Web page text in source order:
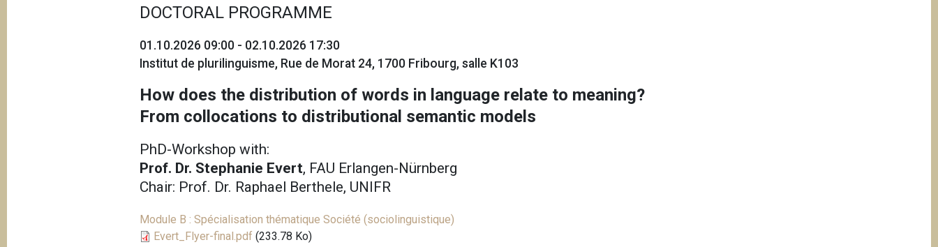
DOCTORAL PROGRAMME
01.10.2026 09:00 - 02.10.2026 17:30
Institut de plurilinguisme, Rue de Morat 24, 1700 Fribourg, salle K103
How does the distribution of words in language relate to meaning?
From collocations to distributional semantic models
PhD-Workshop with:
Prof. Dr. Stephanie Evert, FAU Erlangen-Nürnberg
Chair: Prof. Dr. Raphael Berthele, UNIFR
Module B : Spécialisation thématique Société (sociolinguistique)
Evert_Flyer-final.pdf (233.78 Ko)